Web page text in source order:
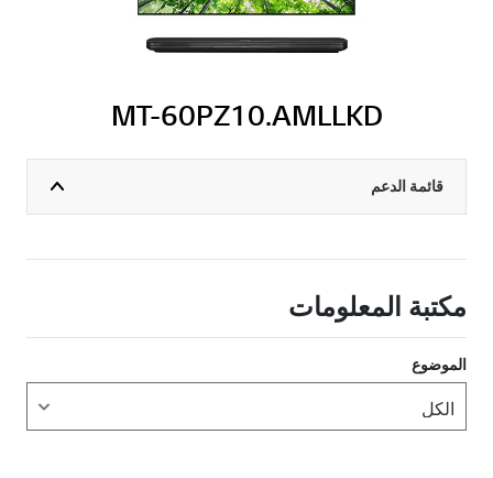
MT-60PZ10.AMLLKD
قائمة الدعم
مكتبة المعلومات
الموضوع